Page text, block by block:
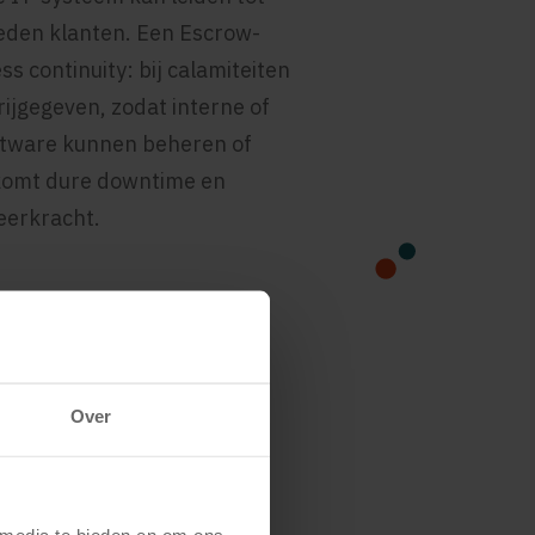
Over
klanten. Een Escrow-
continuity: bij calamiteiten
zodat interne of
kunnen beheren of
dure downtime en